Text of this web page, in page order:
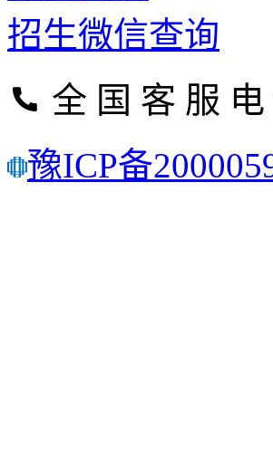
招生微信查询
全 国 客 服 电
豫ICP备